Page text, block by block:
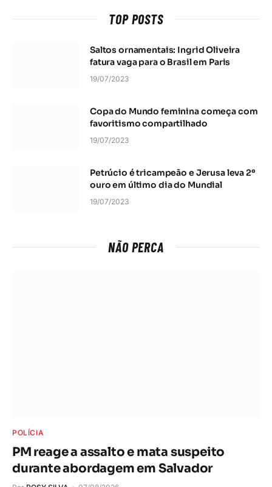
TOP POSTS
Saltos ornamentais: Ingrid Oliveira
fatura vaga para o Brasil em Paris
19/07/2023
Copa do Mundo feminina começa com
favoritismo compartilhado
19/07/2023
Petrúcio é tricampeão e Jerusa leva 2º
ouro em último dia do Mundial
19/07/2023
NÃO PERCA
POLÍCIA
PM reage a assalto e mata suspeito
durante abordagem em Salvador